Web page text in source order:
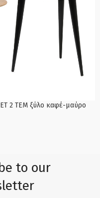
2 ΤΕΜ ξύλο καφέ-μαύρο
to our